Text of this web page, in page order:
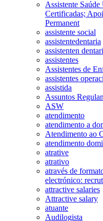
Assistente
Certificadas;
Permanent
assistente social
assistentedentaria
assistenten
assistentes
Assistentes de
assistentes
assistida
Assuntos
ASW
atendimento
atendimento a
Atendimento ao
atendimento
atrative
atrativo
através de
electrónico:
attractive salaries
Attractive salary
atuante
Audilogista